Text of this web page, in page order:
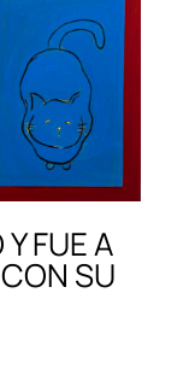
FUE A
SU